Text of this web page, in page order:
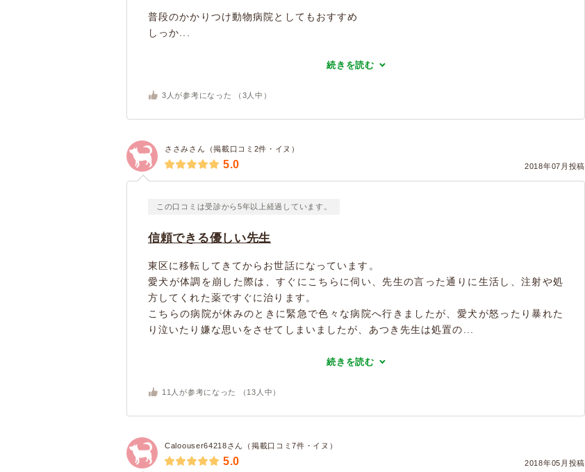
普段のかかりつけ動物病院としてもおすすめ
しっか...
続きを読む
3 人が参考になった （ 3 人中）
ささみさん（掲載口コミ2件・イヌ）
2018年07月投稿
5.0
この口コミは受診から5年以上経過しています。
信頼できる優しい先生
東区に移転してきてからお世話になっています。
愛犬が体調を崩した際は、すぐにこちらに伺い、先生の言った通りに生活し、注射や処
方してくれた薬ですぐに治ります。
こちらの病院が休みのときに緊急で色々な病院へ行きましたが、愛犬が怒ったり暴れた
り泣いたり嫌な思いをさせてしまいましたが、あつき先生は処置の...
続きを読む
11 人が参考になった （ 13 人中）
Caloouser64218さん（掲載口コミ7件・イヌ）
2018年05月投稿
5.0